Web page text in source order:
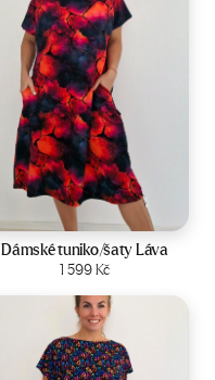
Velikost: 44-50
Dámské tuniko/šaty Láva
1 599Kč
Zobrazit produkt